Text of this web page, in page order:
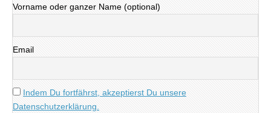
Vorname oder ganzer Name (optional)
Email
Indem Du fortfährst, akzeptierst Du unsere
Datenschutzerklärung.